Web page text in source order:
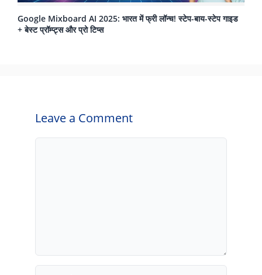
Google Mixboard AI 2025: भारत में फ्री लॉन्च! स्टेप-बाय-स्टेप गाइड
+ बेस्ट प्रॉम्प्ट्स और प्रो टिप्स
Leave a Comment